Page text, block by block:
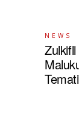
NEWS